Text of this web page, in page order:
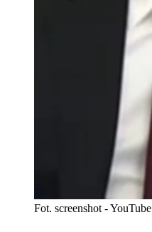
Fot. screenshot - YouTube